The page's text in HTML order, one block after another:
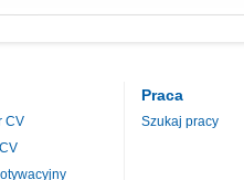
CV
Praca
Szukaj pracy